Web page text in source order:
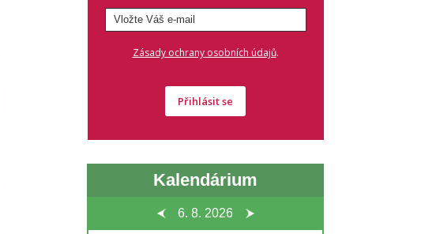
Zásady ochrany osobních údajů.
Přihlásit se
Kalendárium
6. 8. 2026